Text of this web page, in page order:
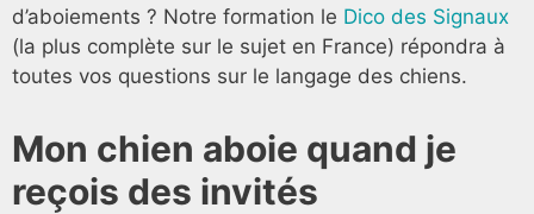
d’aboiements ? Notre formation le Dico des Signaux
(la plus complète sur le sujet en France) répondra à
toutes vos questions sur le langage des chiens.
Mon chien aboie quand je
reçois des invités